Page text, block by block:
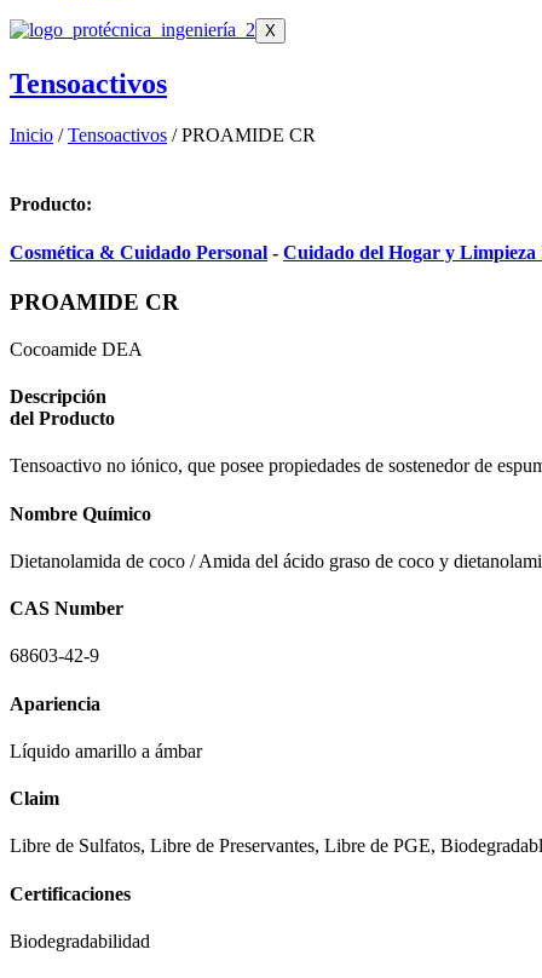
X
Tensoactivos
Inicio /Tensoactivos / PROAMIDE CR
Producto:
Cosmética & Cuidado Personal - Cuidado del Hogar y
PROAMIDE CR
Cocoamide DEA
Descripción
del Producto
Tensoactivo no iónico, que posee propiedades de sostenedor de
Nombre Químico
Dietanolamida de coco / Amida del ácido graso de coco y
CAS Number
68603-42-9
Apariencia
Líquido amarillo a ámbar
Claim
Libre de Sulfatos, Libre de Preservantes, Libre de PGE,
Certificaciones
Biodegradabilidad